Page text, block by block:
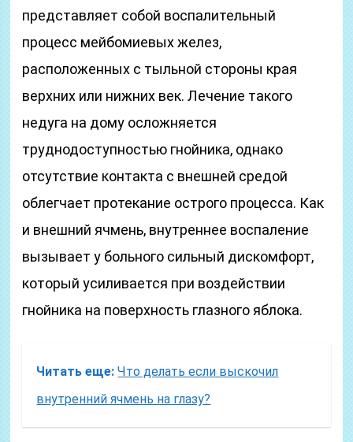
представляет собой воспалительный
процесс мейбомиевых желез,
расположенных с тыльной стороны края
верхних или нижних век. Лечение такого
недуга на дому осложняется
труднодоступностью гнойника, однако
отсутствие контакта с внешней средой
облегчает протекание острого процесса. Как
и внешний ячмень, внутреннее воспаление
вызывает у больного сильный дискомфорт,
который усиливается при воздействии
гнойника на поверхность глазного яблока.
Читать еще: Что делать если выскочил
внутренний ячмень на глазу?